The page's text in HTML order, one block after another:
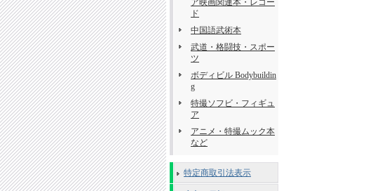
ア映画関連本・レコー
ド
中国語武術本
武道・格闘技・スポー
ツ
ボディビル Bodybuildin
g
特撮ソフビ・フィギュ
ア
アニメ・特撮ムック本
など
特定商取引法表示